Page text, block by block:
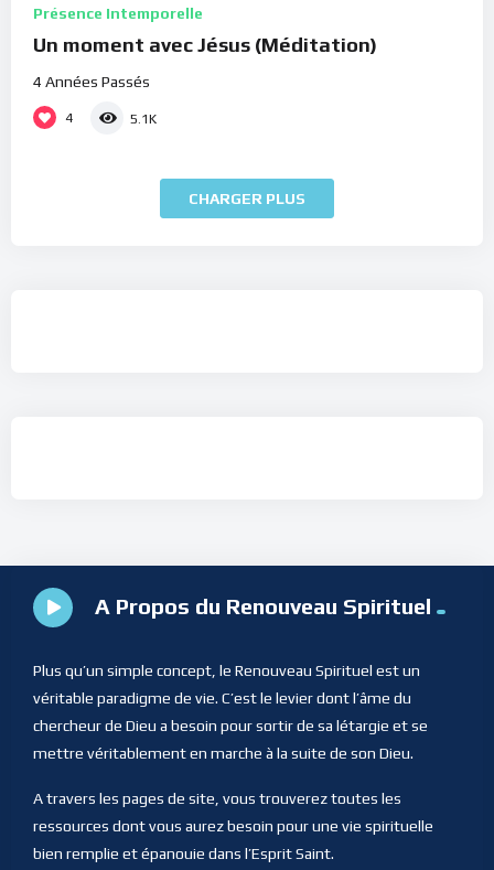
Présence Intemporelle
Un moment avec Jésus (Méditation)
4 Années Passés
4 5.1K
CHARGER PLUS
A Propos du Renouveau Spirituel
Plus qu’un simple concept, le Renouveau Spirituel est un
véritable paradigme de vie. C’est le levier dont l’âme du
chercheur de Dieu a besoin pour sortir de sa létargie et se
mettre véritablement en marche à la suite de son Dieu.
A travers les pages de site, vous trouverez toutes les
ressources dont vous aurez besoin pour une vie spirituelle
bien remplie et épanouie dans l’Esprit Saint.